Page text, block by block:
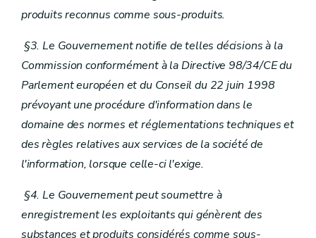
produits reconnus comme sous-produits.
§3. Le Gouvernement notifie de telles décisions à la
Commission conformément à la Directive 98/34/CE du
Parlement européen et du Conseil du 22 juin 1998
prévoyant une procédure d'information dans le
domaine des normes et réglementations techniques et
des règles relatives aux services de la société de
l'information, lorsque celle-ci l'exige.
§4. Le Gouvernement peut soumettre à
enregistrement les exploitants qui génèrent des
substances et produits considérés comme sous-